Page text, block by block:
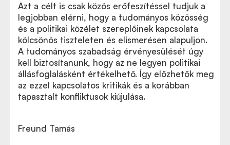
Azt a célt is csak közös erőfeszítéssel tudjuk a
legjobban elérni, hogy a tudományos közösség
és a politikai közélet szereplőinek kapcsolata
kölcsönös tiszteleten és elismerésen alapuljon.
A tudományos szabadság érvényesülését úgy
kell biztosítanunk, hogy az ne legyen politikai
állásfoglalásként értékelhető. Így előzhetők meg
az ezzel kapcsolatos kritikák és a korábban
tapasztalt konfliktusok kiújulása.
Freund Tamás